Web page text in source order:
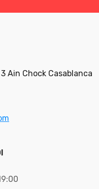
Ain Chock Casablanca